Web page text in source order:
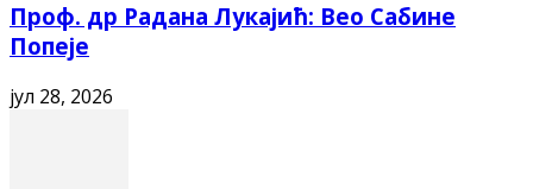
Проф. др Радана Лукајић: Вео Сабине
Попеје
јул 28, 2026